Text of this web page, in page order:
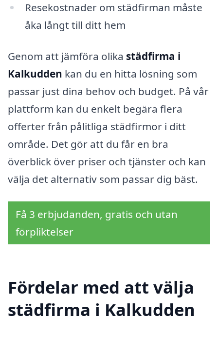
Resekostnader om städfirman måste
åka långt till ditt hem
Genom att jämföra olika städfirma i
Kalkudden kan du en hitta lösning som
passar just dina behov och budget. På vår
plattform kan du enkelt begära flera
offerter från pålitliga städfirmor i ditt
område. Det gör att du får en bra
överblick över priser och tjänster och kan
välja det alternativ som passar dig bäst.
Få 3 erbjudanden, gratis och utan
förpliktelser
Fördelar med att välja
städfirma i Kalkudden